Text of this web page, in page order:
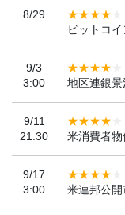
8/29
ビットコ
9/3
3:00
地区連銀景
9/11
21:30
米消費者
9/17
3:00
米連邦公